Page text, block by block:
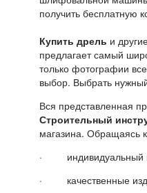
получить бесплатную
Купить дрель и
предлагает самый
только фотографии
выбор. Выбрать
Вся представленная
Строительный
магазина. Обращаясь
· индивидуальный
· качественные